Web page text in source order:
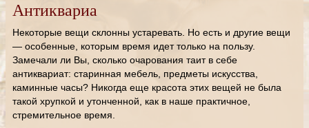
Антиквариа
Некоторые вещи склонны устаревать. Но есть и другие вещи
— особенные, которым время идет только на пользу.
Замечали ли Вы, сколько очарования таит в себе
антиквариат: старинная мебель, предметы искусства,
каминные часы? Никогда еще красота этих вещей не была
такой хрупкой и утонченной, как в наше практичное,
стремительное время.